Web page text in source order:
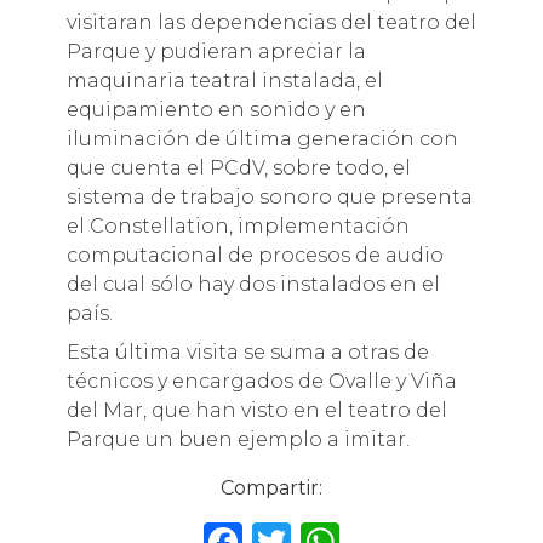
visitaran las dependencias del teatro del
Parque y pudieran apreciar la
maquinaria teatral instalada, el
equipamiento en sonido y en
iluminación de última generación con
que cuenta el PCdV, sobre todo, el
sistema de trabajo sonoro que presenta
el Constellation, implementación
computacional de procesos de audio
del cual sólo hay dos instalados en el
país.
Esta última visita se suma a otras de
técnicos y encargados de Ovalle y Viña
del Mar, que han visto en el teatro del
Parque un buen ejemplo a imitar.
Compartir: